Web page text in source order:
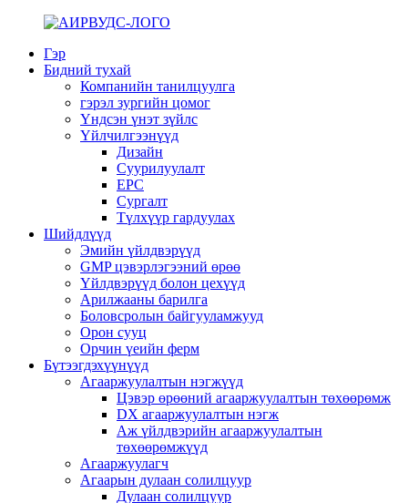
Гэр
Бидний тухай
Компанийн танилцуулга
гэрэл зургийн цомог
Үндсэн үнэт зүйлс
Үйлчилгээнүүд
Дизайн
Суурилуулалт
EPC
Сургалт
Түлхүүр гардуулах
Шийдлүүд
Эмийн үйлдвэрүүд
GMP цэвэрлэгээний өрөө
Үйлдвэрүүд болон цехүүд
Арилжааны барилга
Боловсролын байгууламжууд
Орон сууц
Орчин үеийн ферм
Бүтээгдэхүүнүүд
Агааржуулалтын нэгжүүд
Цэвэр өрөөний агааржуулалтын төхөөрөмж
DX агааржуулалтын нэгж
Аж үйлдвэрийн агааржуулалтын
төхөөрөмжүүд
Агааржуулагч
Агаарын дулаан солилцуур
Дулаан солилцуур